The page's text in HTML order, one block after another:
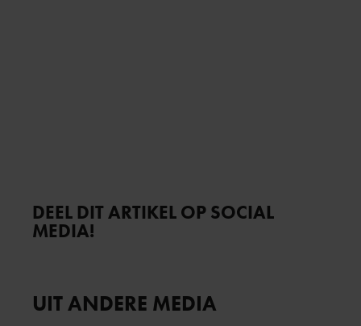
DEEL DIT ARTIKEL OP SOCIAL
MEDIA!
UIT ANDERE MEDIA